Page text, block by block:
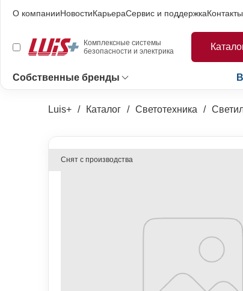
О компанииНовостиКарьераСервис и поддержкаКонтакты
Комплексные системы
безопасности и электрика
Собственные бренды
Luis+ Каталог Светотехника
Снят с производства